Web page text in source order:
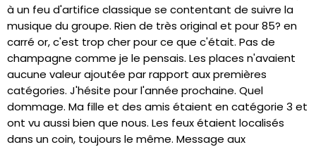
à un feu d'artifice classique se contentant de suivre la
musique du groupe. Rien de très original et pour 85? en
carré or, c'est trop cher pour ce que c'était. Pas de
champagne comme je le pensais. Les places n'avaient
aucune valeur ajoutée par rapport aux premières
catégories. J'hésite pour l'année prochaine. Quel
dommage. Ma fille et des amis étaient en catégorie 3 et
ont vu aussi bien que nous. Les feux étaient localisés
dans un coin, toujours le même. Message aux